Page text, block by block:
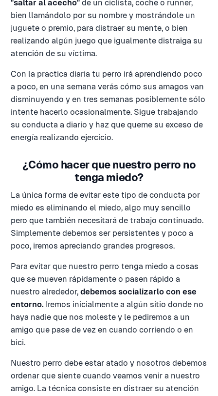
"saltar al acecho" de un ciclista, coche o runner,
bien llamándolo por su nombre y mostrándole un
juguete o premio, para distraer su mente, o bien
realizando algún juego que igualmente distraiga su
atención de su víctima.
Con la practica diaria tu perro irá aprendiendo poco
a poco, en una semana verás cómo sus amagos van
disminuyendo y en tres semanas posiblemente sólo
intente hacerlo ocasionalmente. Sigue trabajando
su conducta a diario y haz que queme su exceso de
energía realizando ejercicio.
¿Cómo hacer que nuestro perro no
tenga miedo?
La única forma de evitar este tipo de conducta por
miedo es eliminando el miedo, algo muy sencillo
pero que también necesitará de trabajo continuado.
Simplemente debemos ser persistentes y poco a
poco, iremos apreciando grandes progresos.
Para evitar que nuestro perro tenga miedo a cosas
que se mueven rápidamente o pasen rápido a
nuestro alrededor, debemos socializarlo con ese
entorno. Iremos inicialmente a algún sitio donde no
haya nadie que nos moleste y le pediremos a un
amigo que pase de vez en cuando corriendo o en
bici.
Nuestro perro debe estar atado y nosotros debemos
ordenar que siente cuando veamos venir a nuestro
amigo. La técnica consiste en distraer su atención